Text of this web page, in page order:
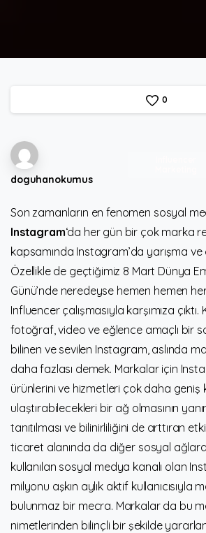
0
doguhanokumus
Son zamanların en fenomen sosyal
Instagram‘da her gün bir çok marka
kapsamında Instagram’da yarışma ve
Özellikle de geçtiğimiz 8 Mart Dünya
Günü’nde neredeyse hemen hemen
Influencer çalışmasıyla karşımıza çıktı.
fotoğraf, video ve eğlence amaçlı bir
bilinen ve sevilen Instagram, aslında
daha fazlası demek. Markalar için
ürünlerini ve hizmetleri çok daha geniş
ulaştırabilecekleri bir ağ olmasının
tanıtılması ve bilinirliliğini de arttıran
ticaret alanında da diğer sosyal
kullanılan sosyal medya kanalı olan
milyonu aşkın aylık aktif kullanıcısıyla
bulunmaz bir mecra. Markalar da bu
nimetlerinden bilinçli bir şekilde